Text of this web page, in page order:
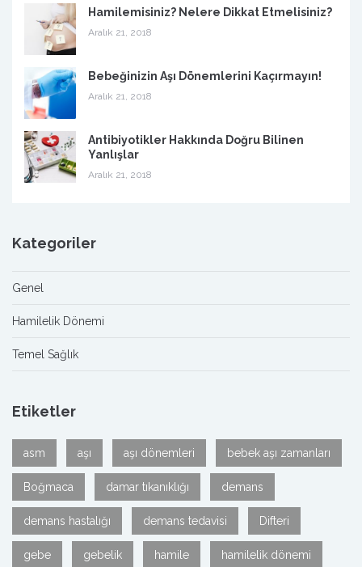
Hamilemisiniz? Nelere Dikkat Etmelisiniz?
Aralık 21, 2018
Bebeğinizin Aşı Dönemlerini Kaçırmayın!
Aralık 21, 2018
Antibiyotikler Hakkında Doğru Bilinen
Yanlışlar
Aralık 21, 2018
Kategoriler
Genel
Hamilelik Dönemi
Temel Sağlık
Etiketler
asm aşı aşı dönemleri bebek aşı zamanları
Boğmaca damar tıkanıklığı demans
demans hastalığı demans tedavisi Difteri
gebe gebelik hamile hamilelik dönemi